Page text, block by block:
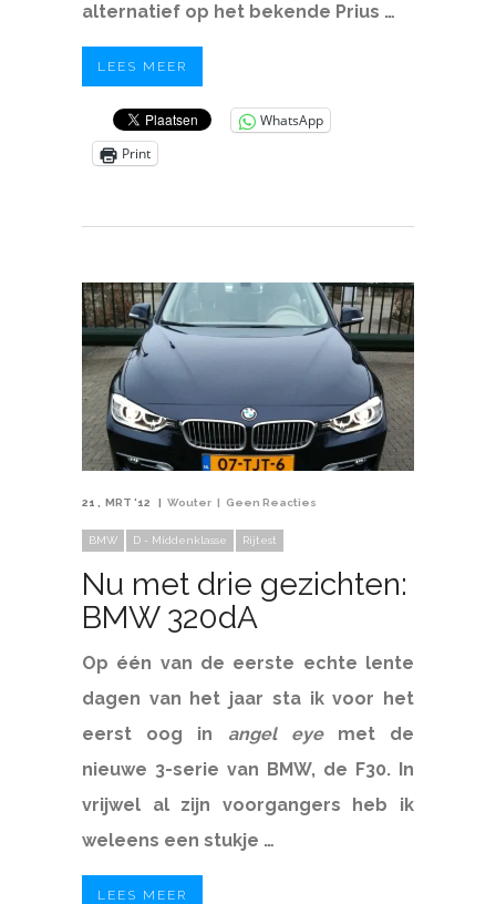
alternatief op het bekende Prius …
LEES MEER
WhatsApp
Print
21 MRT '12 Wouter Geen Reacties
BMW D - Middenklasse Rijtest
Nu met drie gezichten:
BMW 320dA
Op één van de eerste echte lente
dagen van het jaar sta ik voor het
eerst oog in angel eyemet de
nieuwe 3-serie van BMW, de F30. In
vrijwel al zijn voorgangers heb ik
weleens een stukje …
LEES MEER